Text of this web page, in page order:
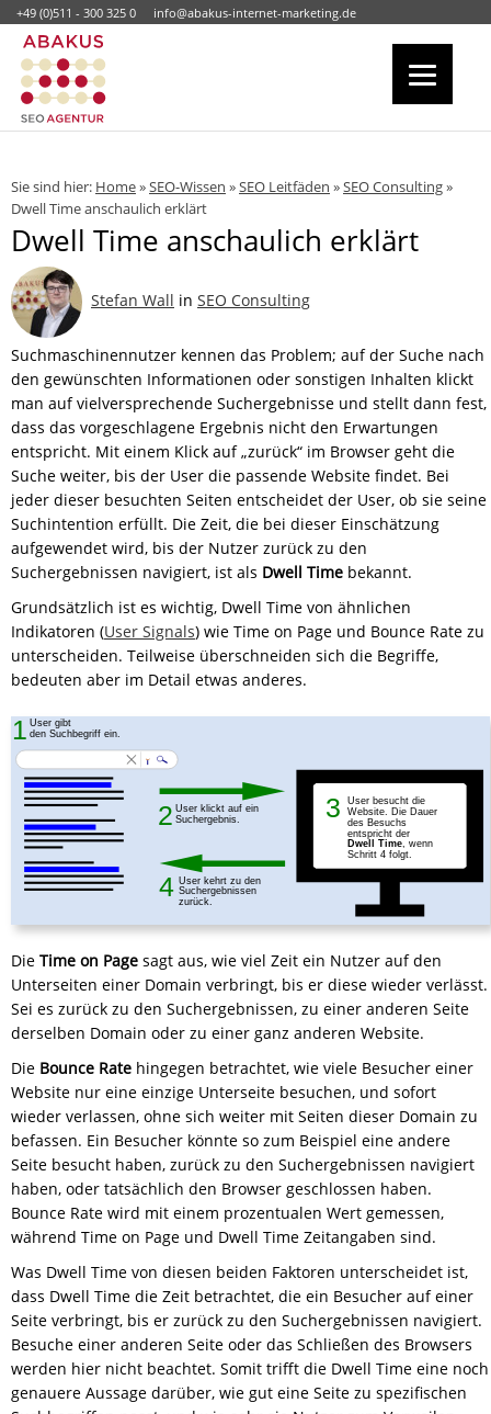
+49 (0)511 - 300 325 0 info@abakus-internet-marketing.de
Sie sind hier: Home»SEO-Wissen »SEO Leitfäden »SEO Consulting»
Dwell Time anschaulich erklärt
Dwell Time anschaulich erklärt
Stefan Wall in SEO Consulting
Suchmaschinennutzer kennen das Problem; auf der Suche nach
den gewünschten Informationen oder sonstigen Inhalten klickt
man auf vielversprechende Suchergebnisse und stellt dann fest,
dass das vorgeschlagene Ergebnis nicht den Erwartungen
entspricht. Mit einem Klick auf „zurück“ im Browser geht die
Suche weiter, bis der User die passende Website findet. Bei
jeder dieser besuchten Seiten entscheidet der User, ob sie seine
Suchintention erfüllt. Die Zeit, die bei dieser Einschätzung
aufgewendet wird, bis der Nutzer zurück zu den
Suchergebnissen navigiert, ist als Dwell Time bekannt.
Grundsätzlich ist es wichtig, Dwell Time von ähnlichen
Indikatoren (User Signals) wie Time on Page und Bounce Rate zu
unterscheiden. Teilweise überschneiden sich die Begriffe,
bedeuten aber im Detail etwas anderes.
Die Time on Page sagt aus, wie viel Zeit ein Nutzer auf den
Unterseiten einer Domain verbringt, bis er diese wieder verlässt.
Sei es zurück zu den Suchergebnissen, zu einer anderen Seite
derselben Domain oder zu einer ganz anderen Website.
Die Bounce Rate hingegen betrachtet, wie viele Besucher einer
Website nur eine einzige Unterseite besuchen, und sofort
wieder verlassen, ohne sich weiter mit Seiten dieser Domain zu
befassen. Ein Besucher könnte so zum Beispiel eine andere
Seite besucht haben, zurück zu den Suchergebnissen navigiert
haben, oder tatsächlich den Browser geschlossen haben.
Bounce Rate wird mit einem prozentualen Wert gemessen,
während Time on Page und Dwell Time Zeitangaben sind.
Was Dwell Time von diesen beiden Faktoren unterscheidet ist,
dass Dwell Time die Zeit betrachtet, die ein Besucher auf einer
Seite verbringt, bis er zurück zu den Suchergebnissen navigiert.
Besuche einer anderen Seite oder das Schließen des Browsers
werden hier nicht beachtet. Somit trifft die Dwell Time eine noch
genauere Aussage darüber, wie gut eine Seite zu spezifischen